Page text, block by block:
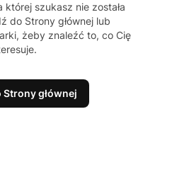
szukasz nie została
do Strony głównej lub
żeby znaleźć to, co Cię
Strony głównej